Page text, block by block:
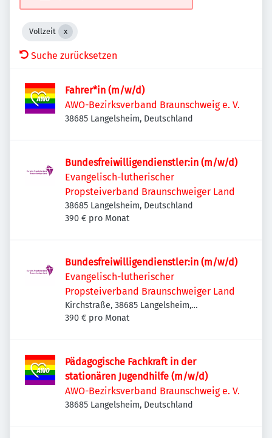
Vollzeit
Suche zurücksetzen
Fahrer*in (m/w/d)
AWO-Bezirksverband Braunschweig e. V.
38685 Langelsheim, Deutschland
Bundesfreiwilligendienstler:in (m/w/d)
Evangelisch-lutherischer
Propsteiverband Braunschweiger Land
38685 Langelsheim, Deutschland
390 € pro Monat
Bundesfreiwilligendienstler:in (m/w/d)
Evangelisch-lutherischer
Propsteiverband Braunschweiger Land
Kirchstraße, 38685 Langelsheim,
Deutschland
390 € pro Monat
Pädagogische Fachkraft in der
stationären Jugendhilfe (m/w/d)
AWO-Bezirksverband Braunschweig e. V.
38685 Langelsheim, Deutschland